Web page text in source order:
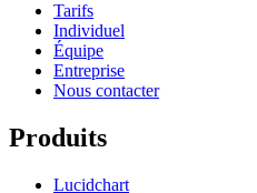
Tarifs
Individuel
Équipe
Entreprise
Nous contacter
Produits
Lucidchart